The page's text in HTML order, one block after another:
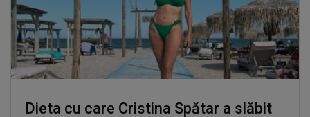
Dieta cu care Cristina Spătar a slăbit